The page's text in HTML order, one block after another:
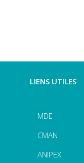
LIENS UTILES
MDE
CMAN
ANIPEX